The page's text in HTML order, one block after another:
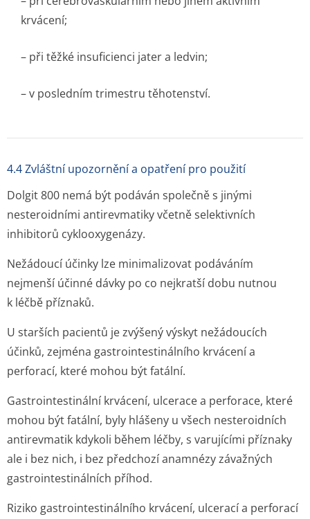
krvácení;
– při těžké insuficienci jater a ledvin;
– v posledním trimestru těhotenství.
4.4 Zvláštní upozornění a opatření pro použití
Dolgit 800 nemá být podáván společně s jinými
nesteroidními antirevmatiky včetně selektivních
inhibitorů cyklooxygenázy.
Nežádoucí účinky lze minimalizovat podáváním
nejmenší účinné dávky po co nejkratší dobu nutnou
k léčbě příznaků.
U starších pacientů je zvýšený výskyt nežádoucích
účinků, zejména gastrointesti­nálního krvácení a
perforací, které mohou být fatální.
Gastrointestinální krvácení, ulcerace a perforace, které
mohou být fatální, byly hlášeny u všech nesteroidních
antirevmatik kdykoli během léčby, s varujícími příznaky
ale i bez nich, i bez předchozí anamnézy závažných
gastrointesti­nálních příhod.
Riziko gastrointesti­nálního krvácení, ulcerací a perforací